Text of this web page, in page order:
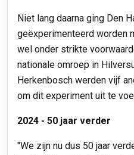
Niet lang daarna ging Den
geëxperimenteerd worden
wel onder strikte
nationale omroep in
Herkenbosch werden vijf
om dit experiment uit te
2024 - 50 jaar verder
"We zijn nu dus 50 jaar